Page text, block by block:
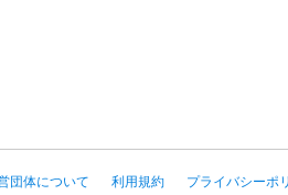
団体について 利用規約 プライバシーポ